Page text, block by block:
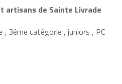
artisans de Sainte Livrade
, 3éme catégorie , juniors , PC